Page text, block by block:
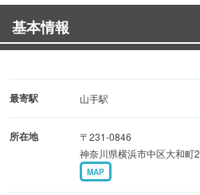
基本情報
最寄駅 山手駅
所在地
〒231-0846
神奈川県横浜市中区大和町2
MAP